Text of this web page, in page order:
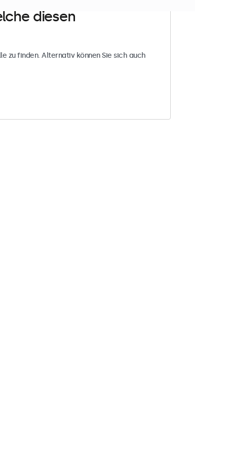
diesen
zu finden. Alternativ können Sie sich auch